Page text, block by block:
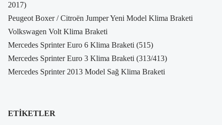
2017)
Peugeot Boxer / Citroën Jumper Yeni Model Klima Braketi
Volkswagen Volt Klima Braketi
Mercedes Sprinter Euro 6 Klima Braketi (515)
Mercedes Sprinter Euro 3 Klima Braketi (313/413)
Mercedes Sprinter 2013 Model Sağ Klima Braketi
ETIKETLER